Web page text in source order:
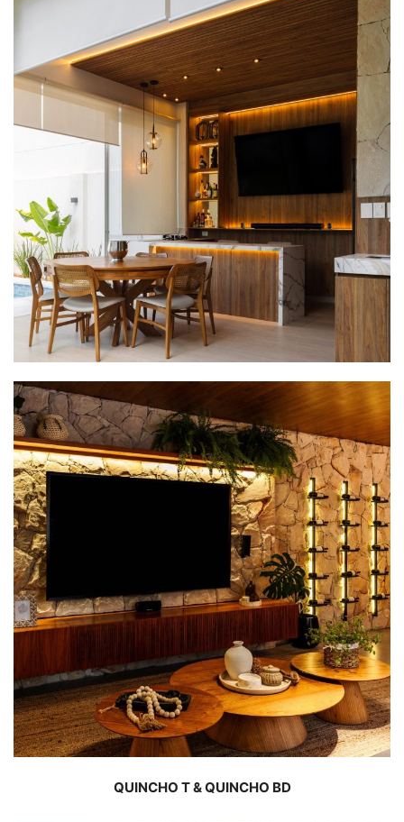
QUINCHO T & QUINCHO BD